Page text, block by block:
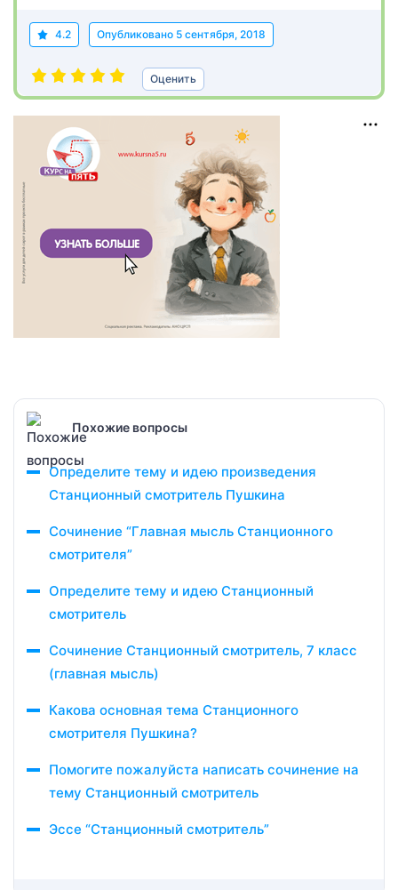
4.2 Опубликовано 5 сентября, 2018
Оценить
Похожие вопросы
Определите тему и идею произведения
Станционный смотритель Пушкина
Сочинение “Главная мысль Станционного
смотрителя”
Определите тему и идею Станционный
смотритель
Сочинение Станционный смотритель, 7 класс
(главная мысль)
Какова основная тема Станционного
смотрителя Пушкина?
Помогите пожалуйста написать сочинение на
тему Станционный смотритель
Эссе “Станционный смотритель”